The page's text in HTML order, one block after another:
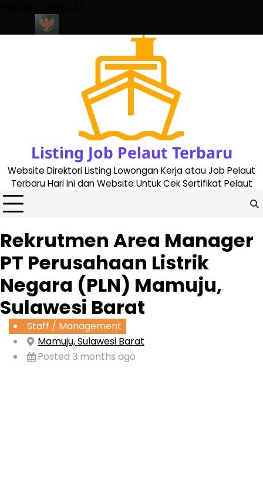
content
Listing Job Pelaut Terbaru
Website Direktori Listing Lowongan Kerja atau Job Pelaut
Terbaru Hari Ini dan Website Untuk Cek Sertifikat Pelaut
Rekrutmen Area Manager
PT Perusahaan Listrik
Negara (PLN) Mamuju,
Sulawesi Barat
Staff / Management
Mamuju, Sulawesi Barat
Posted 3 months ago